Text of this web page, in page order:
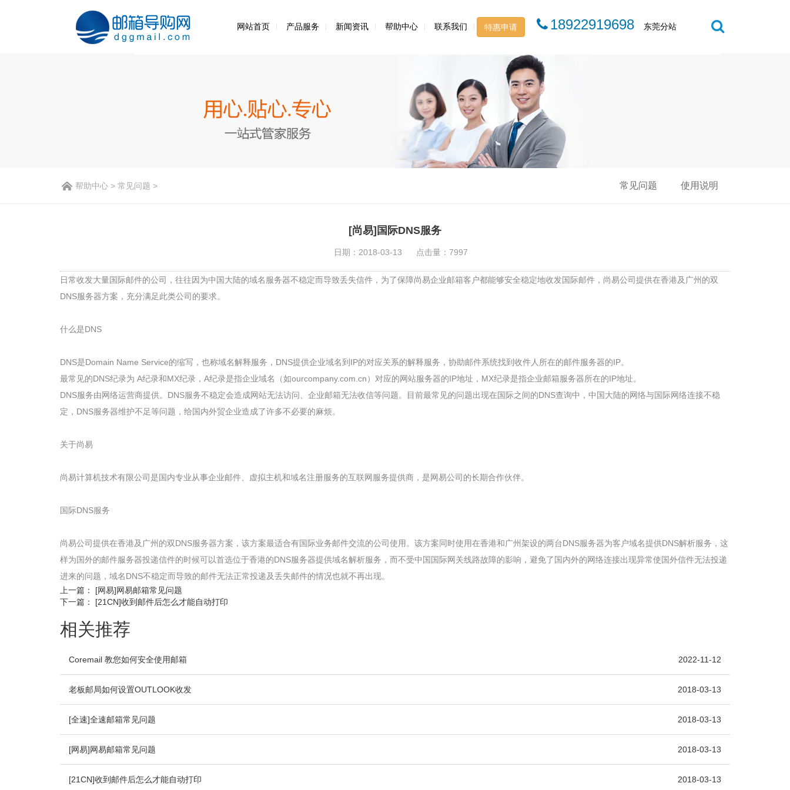
网站首页 产品服务 新闻资讯 帮助中心 联系我们 特惠申请 18922919698 东莞分站
帮助中心 > 常见问题 > 常见问题 使用说明
[尚易]国际DNS服务
日期：2018-03-13 点击量：7997
日常收发大量国际邮件的公司，往往因为中国大陆的域名服务器不稳定而导致丢失信件，为了保障尚易企业邮箱客户都能够安全稳定地收发国际邮件，尚易公司提供在香港及广州的双
DNS服务器方案，充分满足此类公司的要求。
什么是DNS
DNS是Domain Name Service的缩写，也称域名解释服务，DNS提供企业域名到IP的对应关系的解释服务，协助邮件系统找到收件人所在的邮件服务器的IP。
最常见的DNS纪录为 A纪录和MX纪录，A纪录是指企业域名（如ourcompany.com.cn）对应的网站服务器的IP地址，MX纪录是指企业邮箱服务器所在的IP地址。
DNS服务由网络运营商提供。DNS服务不稳定会造成网站无法访问、企业邮箱无法收信等问题。目前最常见的问题出现在国际之间的DNS查询中，中国大陆的网络与国际网络连接不稳
定，DNS服务器维护不足等问题，给国内外贸企业造成了许多不必要的麻烦。
关于尚易
尚易计算机技术有限公司是国内专业从事企业邮件、虚拟主机和域名注册服务的互联网服务提供商，是网易公司的长期合作伙伴。
国际DNS服务
尚易公司提供在香港及广州的双DNS服务器方案，该方案最适合有国际业务邮件交流的公司使用。该方案同时使用在香港和广州架设的两台DNS服务器为客户域名提供DNS解析服务，这
样为国外的邮件服务器投递信件的时候可以首选位于香港的DNS服务器提供域名解析服务，而不受中国国际网关线路故障的影响，避免了国内外的网络连接出现异常使国外信件无法投递
进来的问题，域名DNS不稳定而导致的邮件无法正常投递及丢失邮件的情况也就不再出现。
上一篇： [网易]网易邮箱常见问题
下一篇： [21CN]收到邮件后怎么才能自动打印
相关推荐
Coremail 教您如何安全使用邮箱 2022-11-12
老板邮局如何设置OUTLOOK收发 2018-03-13
[全速]全速邮箱常见问题 2018-03-13
[网易]网易邮箱常见问题 2018-03-13
[21CN]收到邮件后怎么才能自动打印 2018-03-13